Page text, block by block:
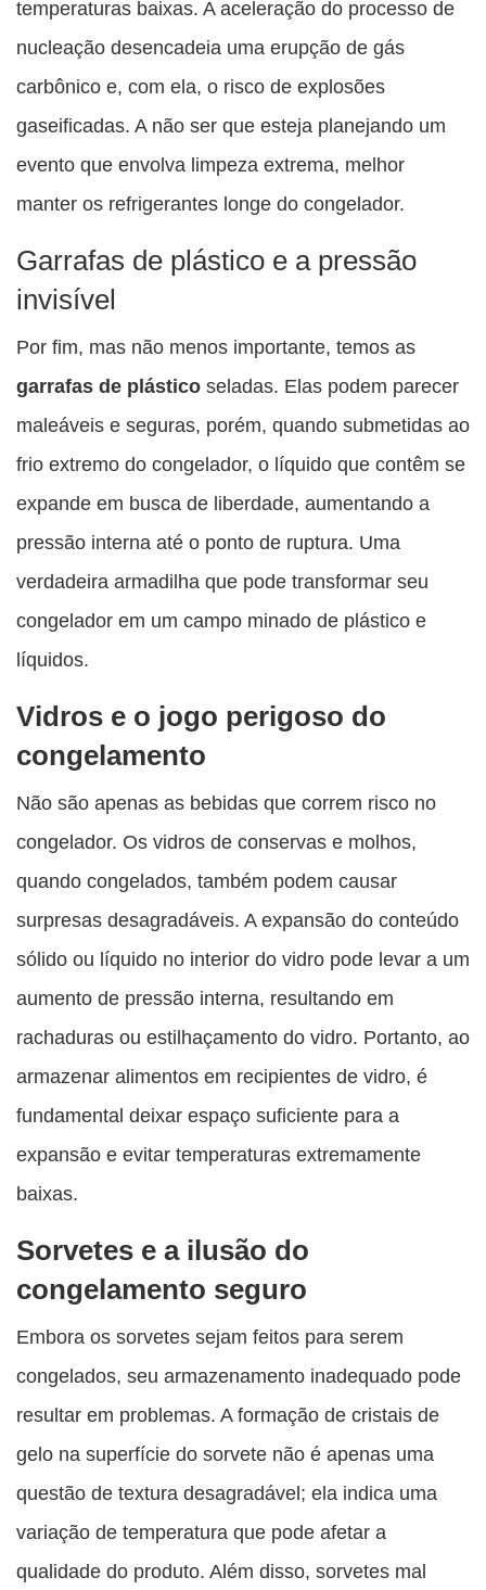
temperaturas baixas. A aceleração do processo de
nucleação desencadeia uma erupção de gás
carbônico e, com ela, o risco de explosões
gaseificadas. A não ser que esteja planejando um
evento que envolva limpeza extrema, melhor
manter os refrigerantes longe do congelador.
Garrafas de plástico e a pressão
invisível
Por fim, mas não menos importante, temos as
garrafas de plástico seladas. Elas podem parecer
maleáveis e seguras, porém, quando submetidas ao
frio extremo do congelador, o líquido que contêm se
expande em busca de liberdade, aumentando a
pressão interna até o ponto de ruptura. Uma
verdadeira armadilha que pode transformar seu
congelador em um campo minado de plástico e
líquidos.
Vidros e o jogo perigoso do
congelamento
Não são apenas as bebidas que correm risco no
congelador. Os vidros de conservas e molhos,
quando congelados, também podem causar
surpresas desagradáveis. A expansão do conteúdo
sólido ou líquido no interior do vidro pode levar a um
aumento de pressão interna, resultando em
rachaduras ou estilhaçamento do vidro. Portanto, ao
armazenar alimentos em recipientes de vidro, é
fundamental deixar espaço suficiente para a
expansão e evitar temperaturas extremamente
baixas.
Sorvetes e a ilusão do
congelamento seguro
Embora os sorvetes sejam feitos para serem
congelados, seu armazenamento inadequado pode
resultar em problemas. A formação de cristais de
gelo na superfície do sorvete não é apenas uma
questão de textura desagradável; ela indica uma
variação de temperatura que pode afetar a
qualidade do produto. Além disso, sorvetes mal